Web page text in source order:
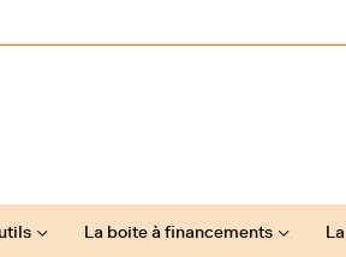
La boite à financements